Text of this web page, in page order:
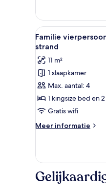
roken,
aan
het
strand
Alle
foto's
voor
Familie
niet-
roken,
aan
het
strand
12
Familie
strand
11 m²
1 slaapkamer
Max. aantal: 4
1 kingsize bed en
Gratis wifi
Meer informatie
Meer
vierpersoonskamer,
roken,